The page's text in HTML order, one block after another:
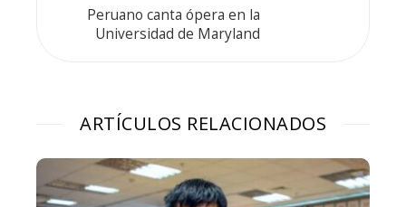
Peruano canta ópera en la
Universidad de Maryland
ARTÍCULOS RELACIONADOS